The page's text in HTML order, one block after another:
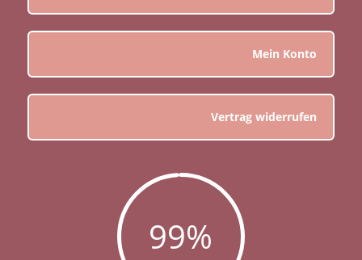
Mein Konto
Vertrag widerrufen
99%